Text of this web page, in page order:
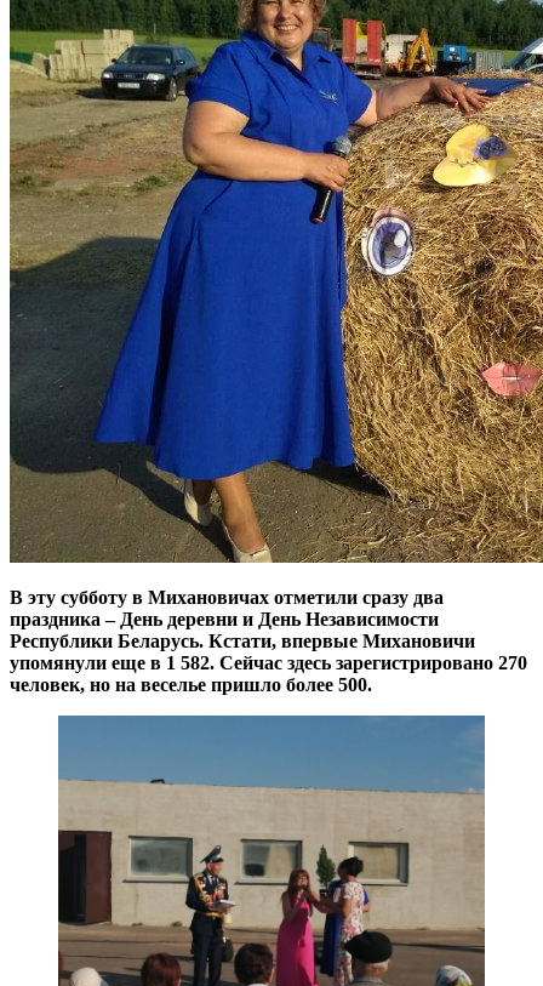
В эту субботу в Михановичах отметили сразу два
праздника – День деревни и День Независимости
Республики Беларусь. Кстати, впервые Михановичи
упомянули еще в 1 582. Сейчас здесь зарегистрировано 270
человек, но на веселье пришло более 500.